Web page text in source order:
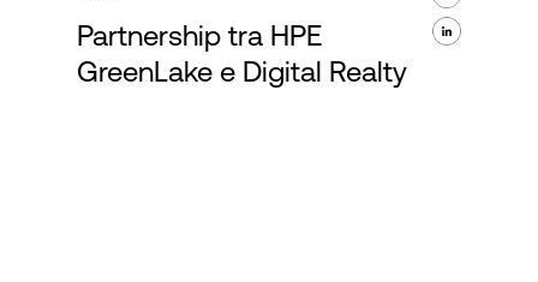
Competenze e Risorse
Partnership tra HPE
GreenLake e Digital Realty